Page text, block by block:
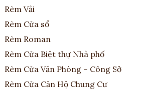
Rèm Vải
Rèm Cửa sổ
Rèm Roman
Rèm Cửa Biệt thự Nhà phố
Rèm Cửa Văn Phòng – Công Sở
Rèm Cửa Căn Hộ Chung Cư